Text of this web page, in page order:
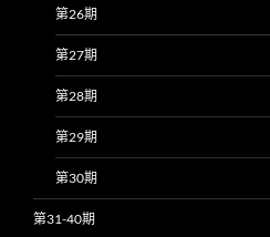
第26期
第27期
第28期
第29期
第30期
第31-40期